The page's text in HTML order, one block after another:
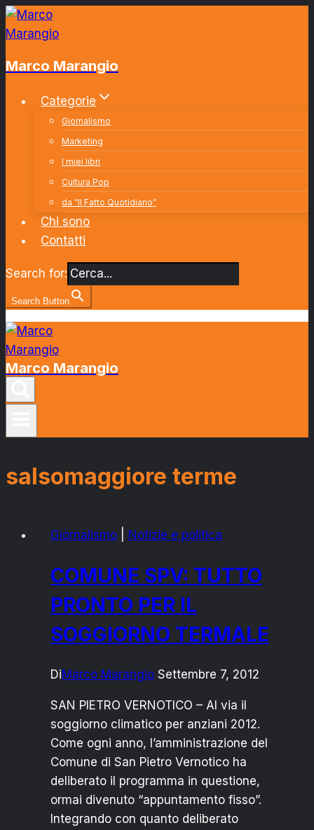
Salta
al
Marco Marangio
Categorie
Giornalismo
Marketing
I miei libri
Cultura Pop
da “Il Fatto Quotidiano”
Chi sono
Contatti
Search for:
Search Button
Marco Marangio
salsomaggiore terme
Giornalismo Notizie e politica
COMUNE SPV: TUTTO
PRONTO PER IL
SOGGIORNO TERMALE
DiMarco Marangio Settembre 7, 2012
SAN PIETRO VERNOTICO – Al via il
soggiorno climatico per anziani 2012.
Come ogni anno, l’amministrazione del
Comune di San Pietro Vernotico ha
deliberato il programma in questione,
ormai divenuto “appuntamento fisso”.
Integrando con quanto deliberato